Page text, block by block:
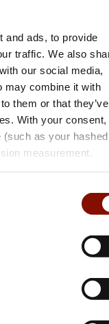
and ads, to provide
traffic. We also
our social media,
may combine it with
them or that they’ve
With your consent,
as your hashed
measurement.